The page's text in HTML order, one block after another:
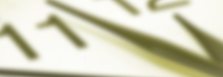
联系我们